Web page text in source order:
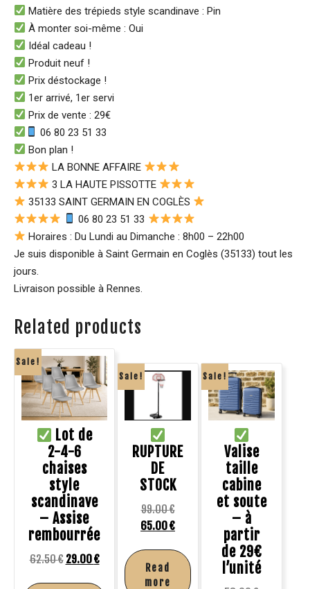
Matière des trépieds style scandinave : Pin
À monter soi-même : Oui
Idéal cadeau !
Produit neuf !
Prix déstockage !
1er arrivé, 1er servi
Prix de vente : 29€
06 80 23 51 33
Bon plan !
LA BONNE AFFAIRE
3 LA HAUTE PISSOTTE
35133 SAINT GERMAIN EN COGLÈS
06 80 23 51 33
Horaires : Du Lundi au Dimanche : 8h00 – 22h00
Je suis disponible à Saint Germain en Coglès (35133) tout les
jours.
Livraison possible à Rennes.
Related products
Sale!
Lot de
2-4-6
chaises
style
scandinave
– Assise
rembourrée
62.50€ 29.00€
Sale!
RUPTURE
DE
STOCK
99.00€
65.00€
Read
more
Sale!
Valise
taille
cabine
et soute
– à
partir
de 29€
l’unité